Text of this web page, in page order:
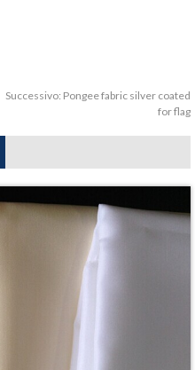
Successivo: Pongee fabric silver coated
for flag